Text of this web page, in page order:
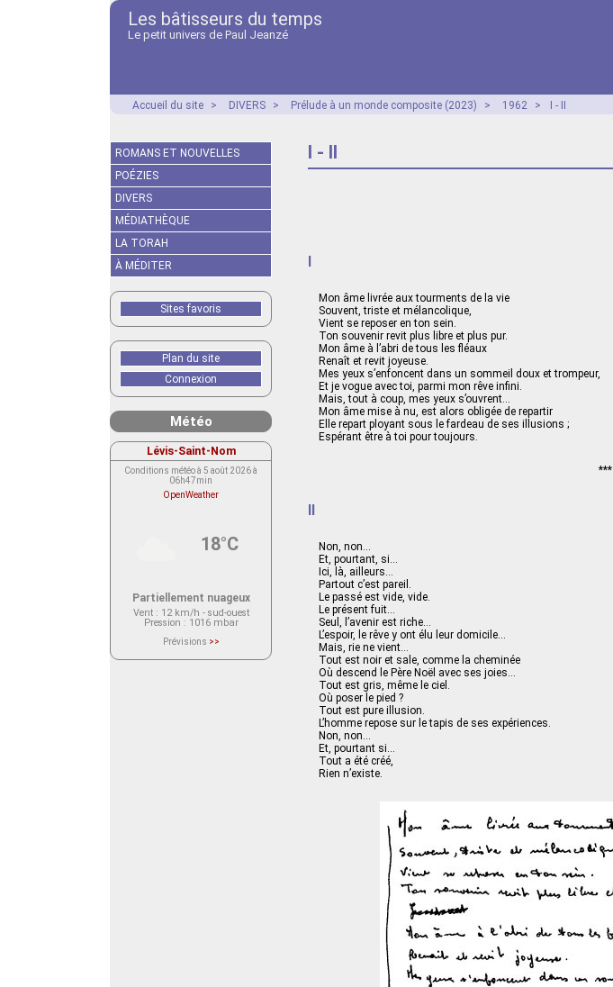
Les bâtisseurs du temps
Le petit univers de Paul Jeanzé
Accueil du site > DIVERS > Prélude à un monde composite (2023) > 1962 > I - II
I - II
Mon âme livrée aux tourments de la vie
Souvent, triste et mélancolique,
Vient se reposer en ton sein.
Ton souvenir revit plus libre et plus pur.
Mon âme à l’abri de tous les fléaux
Renaît et revit joyeuse.
Mes yeux s’enfoncent dans un sommeil doux et trompeur,
Et je vogue avec toi, parmi mon rêve infini.
Mais, tout à coup, mes yeux s’ouvrent…
Mon âme mise à nu, est alors obligée de repartir
Elle repart ployant sous le fardeau de ses illusions ;
Espérant être à toi pour toujours.
***
Non, non…
Et, pourtant, si…
Ici, là, ailleurs…
Partout c’est pareil.
Le passé est vide, vide.
Le présent fuit…
Seul, l’avenir est riche…
L’espoir, le rêve y ont élu leur domicile…
Mais, rie ne vient…
Tout est noir et sale, comme la cheminée
Où descend le Père Noël avec ses joies…
Tout est gris, même le ciel.
Où poser le pied ?
Tout est pure illusion.
L’homme repose sur le tapis de ses expériences.
Non, non…
Et, pourtant si…
Tout a été créé,
Rien n’existe.
ROMANS ET NOUVELLES
POÉZIES
DIVERS
MÉDIATHÈQUE
LA TORAH
À MÉDITER
Sites favoris
Plan du site
Connexion
Météo
Lévis-Saint-Nom
Conditions météo à 5 août 2026 à
06h47min
OpenWeather
18°C
Partiellement nuageux
Vent: 12 km/h - sud-ouest
Pression : 1016 mbar
Prévisions >>
actuellement aucune prévision